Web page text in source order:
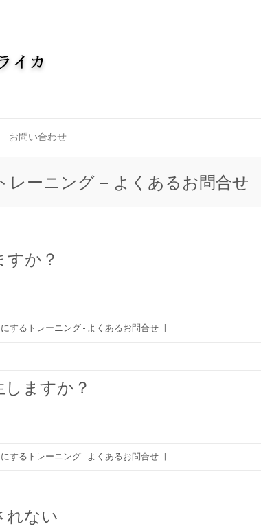
お問い合わせ
レーニング – よくあるお問合せ
すか？
するトレーニング - よくあるお問合せ |
ますか？
するトレーニング - よくあるお問合せ |
れない